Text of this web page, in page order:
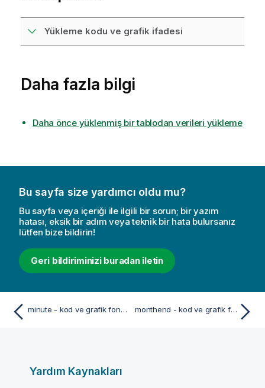
Yükleme kodu ve grafik ifadesi
Daha fazla bilgi
Daha önce yüklenmiş bir tablodan verileri yükleme
Bu sayfa size yardımcı oldu mu?
Bu sayfa veya içeriği ile ilgili bir sorun; bir yazım
hatası, eksik bir adım veya teknik bir hata bulursanız
lütfen bize bildirin!
Geri bildiriminizi buradan iletin
minute - kod ve grafik fonksiyonu monthend - kod ve grafik fonksiyonu
Yardım Kaynakları